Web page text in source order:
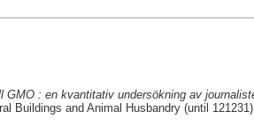
: en kvantitativ undersökning av
Buildings and Animal Husbandry (until 121231)